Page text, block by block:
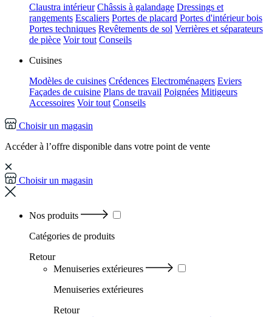
Claustra intérieur Châssis à galandage Dressings et
rangements Escaliers Portes de placard Portes d'intérieur bois
Portes techniques Revêtements de sol Verrières et séparateurs
de pièce Voir tout Conseils
Cuisines
Modèles de cuisines Crédences Electroménagers Eviers
Façades de cuisine Plans de travail Poignées Mitigeurs
Accessoires Voir tout Conseils
Choisir un magasin
Accéder à l’offre disponible dans votre point de vente
Choisir un magasin
Nos produits
Catégories de produits
Retour
Menuiseries extérieures
Menuiseries extérieures
Retour